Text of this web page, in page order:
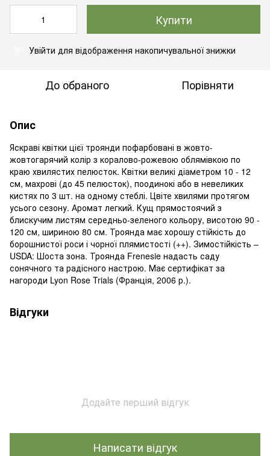
Купити
Увійти для відображення накопичувальної знижки
До обраного Порівняти
Опис
Яскраві квітки цієї троянди пофарбовані в жовто-
жовтогарячий колір з коралово-рожевою облямівкою по
краю хвилястих пелюсток. Квітки великі діаметром 10 - 12
см, махрові (до 45 пелюсток), поодинокі або в невеликих
кистях по 3 шт. на одному стеблі. Цвіте хвилями протягом
усього сезону. Аромат легкий. Кущ прямостоячий з
блискучим листям середньо-зеленого кольору, висотою 90 -
120 см, шириною 80 см. Троянда має хорошу стійкість до
борошнистої роси і чорної плямистості (++). Зимостійкість –
USDA: Шоста зона. Троянда Frenesie надасть саду
сонячного та радісного настрою. Має сертифікат за
нагороди Lyon Rose Trials (Франція, 2006 р.).
Відгуки
Додайте перший відгук
Написати відгук